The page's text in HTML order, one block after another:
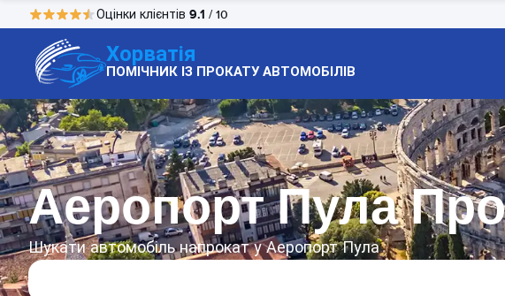
Оцінки клієнтів 9.1 / 10
Хорватія
ПОМІЧНИК ІЗ ПРОКАТУ АВТОМОБІЛІВ
Аеропорт Пула
Шукати автомобіль напрокат у Аеропорт Пула